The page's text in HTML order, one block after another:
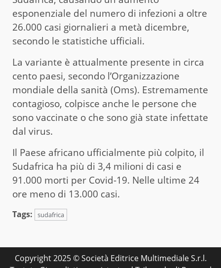
esponenziale del numero di infezioni a oltre
26.000 casi giornalieri a metà dicembre,
secondo le statistiche ufficiali.
La variante è attualmente presente in circa
cento paesi, secondo l’Organizzazione
mondiale della sanità (Oms). Estremamente
contagioso, colpisce anche le persone che
sono vaccinate o che sono già state infettate
dal virus.
Il Paese africano ufficialmente più colpito, il
Sudafrica ha più di 3,4 milioni di casi e
91.000 morti per Covid-19. Nelle ultime 24
ore meno di 13.000 casi.
Tags: sudafrica
Copyright 2025 © Società Editrice Multimediale S.r.l.